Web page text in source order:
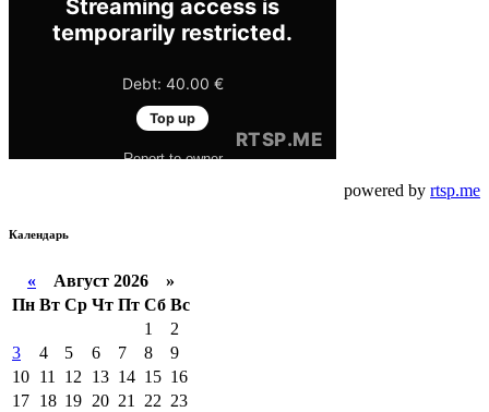
powered by rtsp.me
Календарь
« Август 2026 »
Пн Вт Ср Чт Пт Сб Вс
1
2
3
4 5 6 7 8
9
10 11 12 13 14 15 16
17 18 19 20 21 22 23